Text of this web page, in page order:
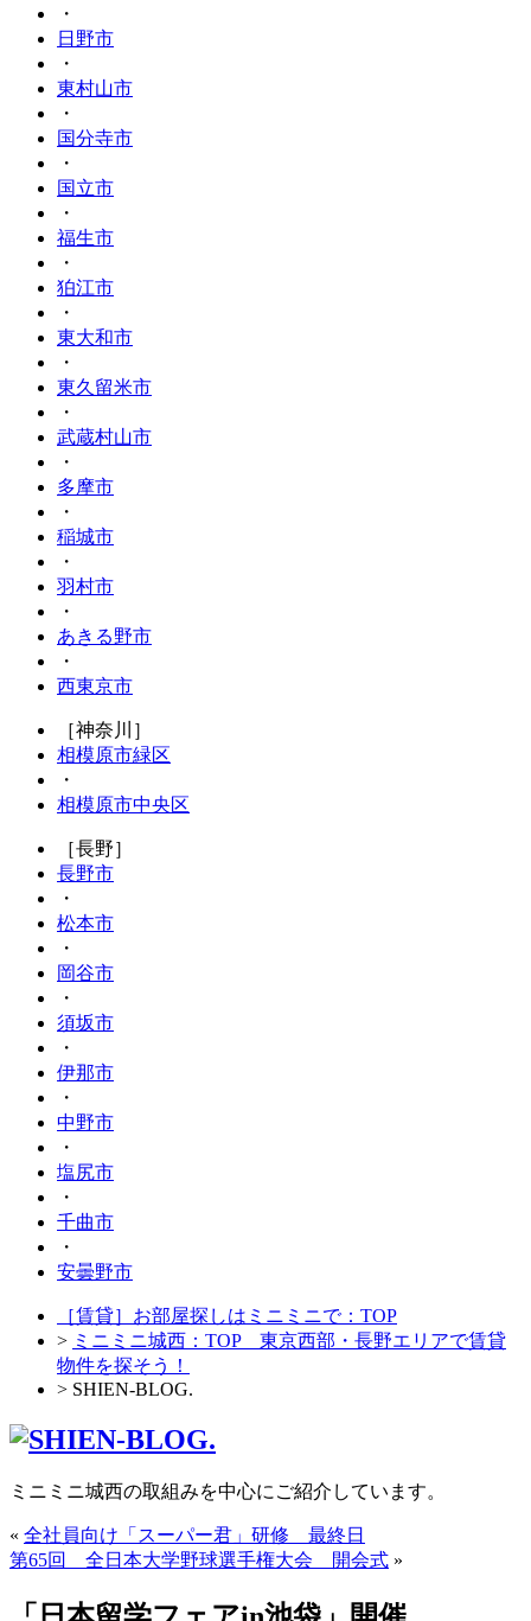
・
日野市
・
東村山市
・
国分寺市
・
国立市
・
福生市
・
狛江市
・
東大和市
・
東久留米市
・
武蔵村山市
・
多摩市
・
稲城市
・
羽村市
・
あきる野市
・
西東京市
［神奈川］
相模原市緑区
・
相模原市中央区
［長野］
長野市
・
松本市
・
岡谷市
・
須坂市
・
伊那市
・
中野市
・
塩尻市
・
千曲市
・
安曇野市
［賃貸］お部屋探しはミニミニで：TOP
> ミニミニ城西：TOP 東京西部・長野エリアで賃貸
物件を探そう！
> SHIEN-BLOG.
ミニミニ城西の取組みを中心にご紹介しています。
« 全社員向け「スーパー君」研修 最終日
第65回 全日本大学野球選手権大会 開会式 »